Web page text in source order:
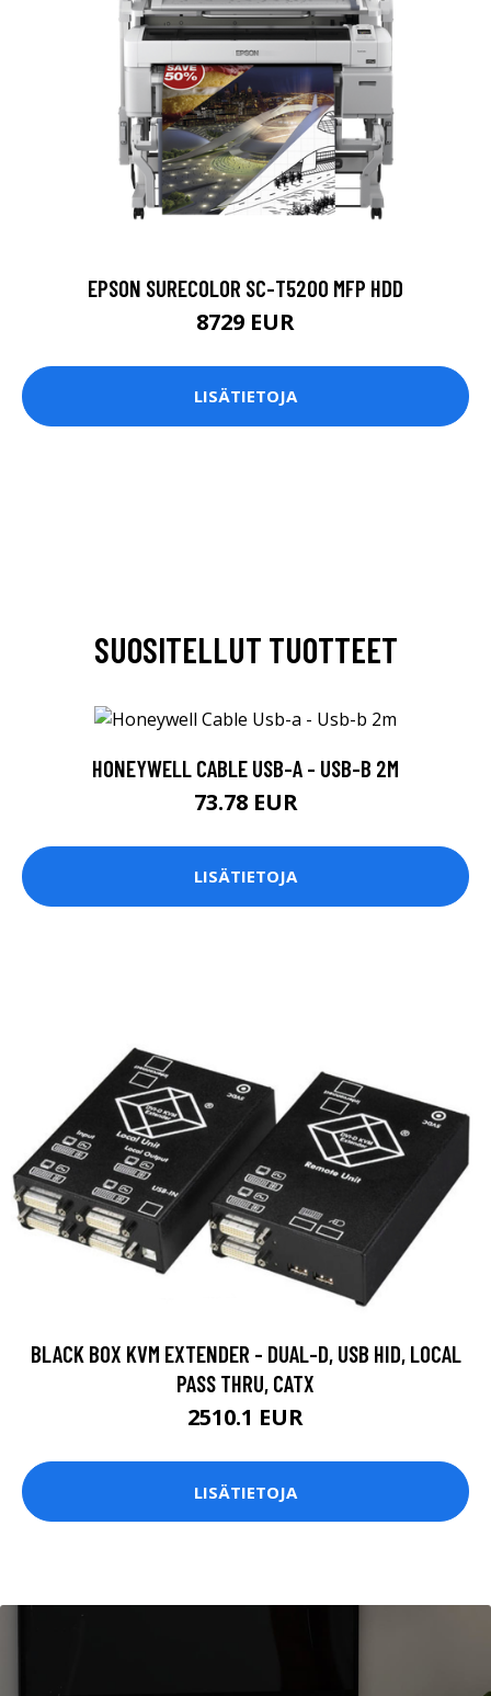
EPSON SURECOLOR SC-T5200 MFP HDD
8729 EUR
LISÄTIETOJA
SUOSITELLUT TUOTTEET
HONEYWELL CABLE USB-A - USB-B 2M
73.78 EUR
LISÄTIETOJA
BLACK BOX KVM EXTENDER - DUAL-D, USB HID, LOCAL
PASS THRU, CATX
2510.1 EUR
LISÄTIETOJA